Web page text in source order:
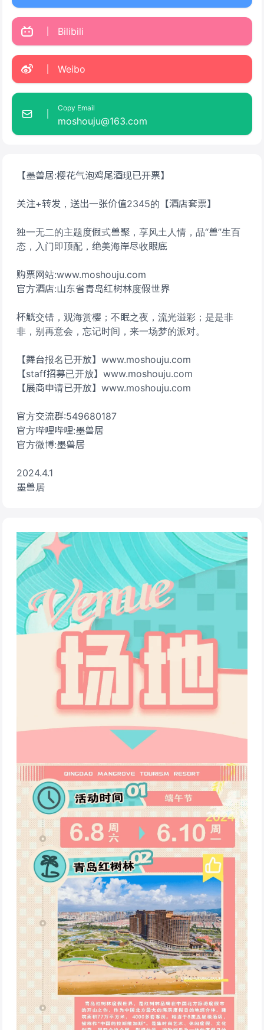
【墨兽居:樱花气泡鸡尾酒现已开票】
关注+转发，送出一张价值2345的【酒店套票】
独一无二的主题度假式兽聚，享风土人情，品“兽”生百
态，入门即顶配，绝美海岸尽收眼底
购票网站:www.moshouju.com
官方酒店:山东省青岛红树林度假世界
杯觥交错，观海赏樱；不眠之夜，流光溢彩；是是非
非，别再意会，忘记时间，来一场梦的派对。
【舞台报名已开放】www.moshouju.com
【staff招募已开放】www.moshouju.com
【展商申请已开放】www.moshouju.com
官方交流群:549680187
官方哔哩哔哩:墨兽居
官方微博:墨兽居
2024.4.1
墨兽居
Bilibili
Weibo
Copy Email
moshouju@163.com